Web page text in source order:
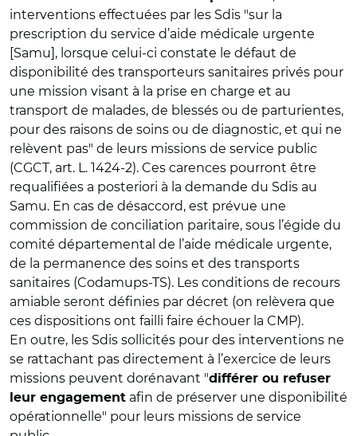
interventions effectuées par les Sdis "sur la
prescription du service d’aide médicale urgente
[Samu], lorsque celui-ci constate le défaut de
disponibilité des transporteurs sanitaires privés pour
une mission visant à la prise en charge et au
transport de malades, de blessés ou de parturientes,
pour des raisons de soins ou de diagnostic, et qui ne
relèvent pas" de leurs missions de service public
(CGCT, art. L. 1424-2). Ces carences pourront être
requalifiées a posteriori à la demande du Sdis au
Samu. En cas de désaccord, est prévue une
commission de conciliation paritaire, sous l’égide du
comité départemental de l’aide médicale urgente,
de la permanence des soins et des transports
sanitaires (Codamups-TS). Les conditions de recours
amiable seront définies par décret (on relèvera que
ces dispositions ont failli faire échouer la CMP).
En outre, les Sdis sollicités pour des interventions ne
se rattachant pas directement à l’exercice de leurs
missions peuvent dorénavant "différer ou refuser
leur engagement afin de préserver une disponibilité
opérationnelle" pour leurs missions de service